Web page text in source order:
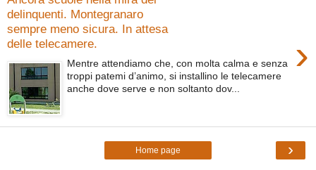
delinquenti. Montegranaro
sempre meno sicura. In attesa
delle telecamere.
›
Mentre attendiamo che, con molta calma e senza
troppi patemi d’animo, si installino le telecamere
anche dove serve e non soltanto dov...
›
Home page